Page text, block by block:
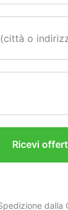
o
Ricevi
dalla